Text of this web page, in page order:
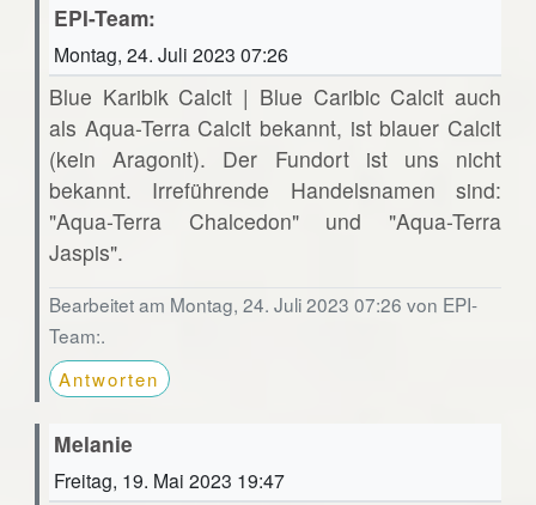
EPI-Team:
Montag, 24. Juli 2023 07:26
Blue Karibik Calcit | Blue Caribic Calcit auch
als Aqua-Terra Calcit bekannt, ist blauer Calcit
(kein Aragonit). Der Fundort ist uns nicht
bekannt. Irreführende Handelsnamen sind:
"Aqua-Terra Chalcedon" und "Aqua-Terra
Jaspis".
Bearbeitet am Montag, 24. Juli 2023 07:26 von EPI-
Team:.
Antworten
Melanie
Freitag, 19. Mai 2023 19:47